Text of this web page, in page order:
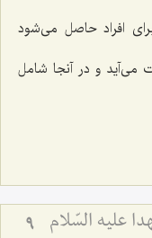
افراد حاصل می‌شود
و در آنجا شامل
علیه السّلام 9